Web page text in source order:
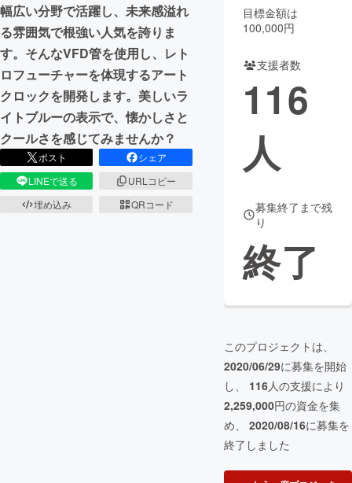
CAMPFIREふるさと納税machi-ya コミュニティ
幅広い分野で活躍し、未来感溢れ
る雰囲気で根強い人気を誇りま
す。そんなVFD管を使用し、レト
ロフューチャーを体現するアート
クロックを開発します。美しいラ
イトブルーの表示で、懐かしさと
クールさを感じてみませんか？
ポスト
シェア
LINEで送る
URLコピー
埋め込み
QRコード
目標金額は
100,000円
支援者数
116
人
募集終了まで残
り
終了
このプロジェクトは、
2020/06/29に募集を開始
し、 116人の支援により
2,259,000円の資金を集
め、 2020/08/16に募集を
終了しました